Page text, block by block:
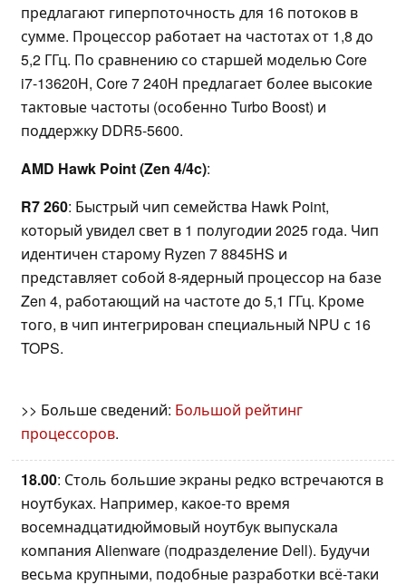
предлагают гиперпоточность для 16 потоков в
сумме. Процессор работает на частотах от 1,8 до
5,2 ГГц. По сравнению со старшей моделью Core
i7-13620H, Core 7 240H предлагает более высокие
тактовые частоты (особенно Turbo Boost) и
поддержку DDR5-5600.
AMD Hawk Point (Zen 4/4c):
R7 260: Быстрый чип семейства Hawk Point,
который увидел свет в 1 полугодии 2025 года. Чип
идентичен старому Ryzen 7 8845HS и
представляет собой 8-ядерный процессор на базе
Zen 4, работающий на частоте до 5,1 ГГц. Кроме
того, в чип интегрирован специальный NPU с 16
TOPS.
>> Больше сведений: Большой рейтинг
процессоров.
18.00: Столь большие экраны редко встречаются в
ноутбуках. Например, какое-то время
восемнадцатидюймовый ноутбук выпускала
компания Alienware (подразделение Dell). Будучи
весьма крупными, подобные разработки всё-таки